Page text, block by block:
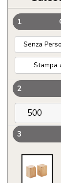
1
Senza
Stampa
2
3